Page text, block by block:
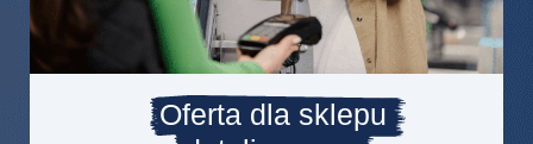
Oferta dla sklepu